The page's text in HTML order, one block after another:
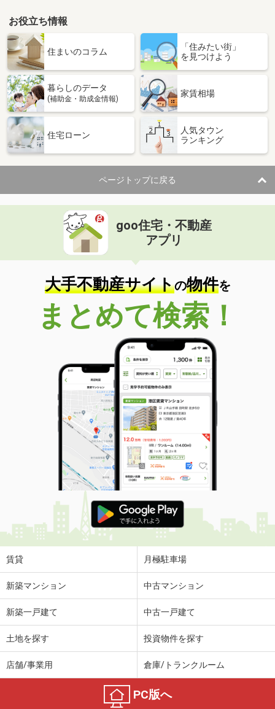
お役立ち情報
住まいのコラム
「住みたい街」
を見つけよう
暮らしのデータ
(補助金・助成金情報)
家賃相場
住宅ローン
人気タウン
ランキング
ページトップに戻る
goo住宅・不動産
アプリ
大手不動産サイトの物件を
まとめて検索！
賃貸 月極駐車場
新築マンション 中古マンション
新築一戸建て 中古一戸建て
土地を探す 投資物件を探す
店舗/事業用 倉庫/トランクルーム
PC版へ